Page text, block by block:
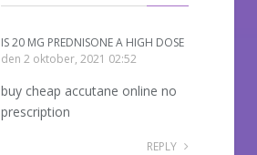
IS 20 MG PREDNISONE A HIGH DOSE
den 2 oktober, 2021 02:52
buy cheap accutane online no
prescription
REPLY